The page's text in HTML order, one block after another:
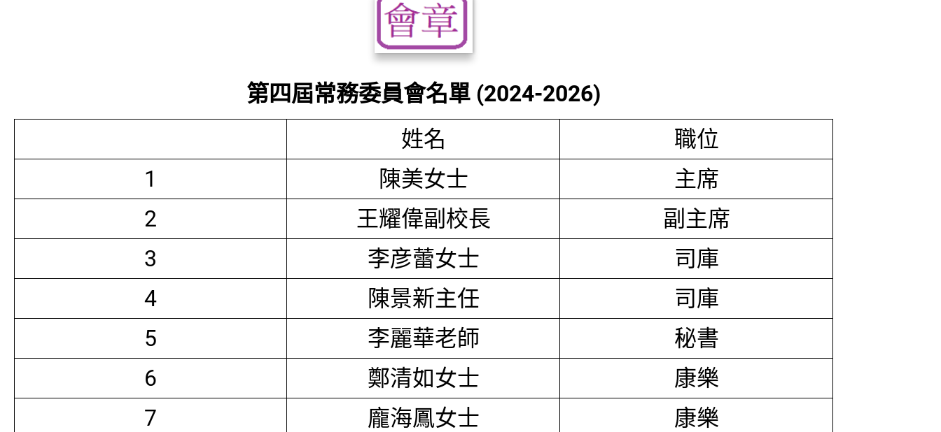
第四屆常務委員會名單 (2024-2026)
姓名
職位
1
陳美女士
主席
2
王耀偉副校長
副主席
3
李彦蕾女士
司庫
4
陳景新主任
司庫
5
李麗華老師
秘書
6
鄭清如女士
康樂
7
龐海鳳女士
康樂